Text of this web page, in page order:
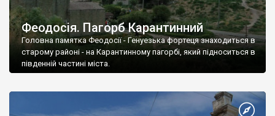
Феодосія. Пагорб Карантинний
Головна памятка Феодосії - Генуезька фортеця знаходиться в
старому районі - на Карантинному пагорбі, який підноситься в
південній частині міста.